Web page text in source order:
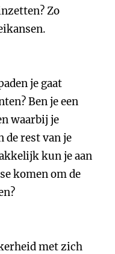
Zo
je gaat
Ben je een
waarbij je
de rest van je
kun je aan
komen om de
met zich